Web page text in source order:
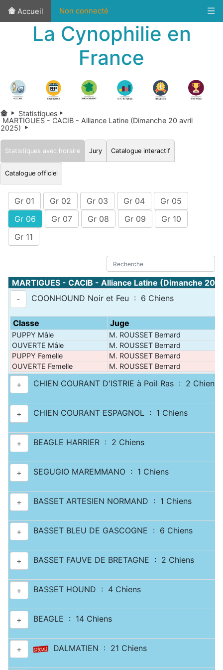
Accueil Non connecté
La Cynophilie en
France
Statistiques
MARTIGUES - CACIB - Alliance Latine (Dimanche 20 avril
2025)
Statistiques avec horaire Jury Catalogue interactif
Catalogue officiel
Gr 01 Gr 02 Gr 03 Gr 04
Gr 05
Gr 06
Gr 07 Gr 08 Gr 09
Gr 10
Gr 11
MARTIGUES - CACIB - Alliance Latine (Dimanche
-
COONHOUND Noir et Feu : 6 Chiens
Classe Juge
PUPPY Mâle
M. ROUSSET Bernard
OUVERTE Mâle
M. ROUSSET Bernard
PUPPY Femelle
M. ROUSSET Bernard
OUVERTE Femelle
M. ROUSSET Bernard
+ CHIEN COURANT D'ISTRIE à Poil Ras : 2 Chiens
+ CHIEN COURANT ESPAGNOL : 1 Chiens
+ BEAGLE HARRIER : 2 Chiens
+ SEGUGIO MAREMMANO : 1 Chiens
+ BASSET ARTESIEN NORMAND : 1 Chiens
+ BASSET BLEU DE GASCOGNE : 6 Chiens
+ BASSET FAUVE DE BRETAGNE : 2 Chiens
+ BASSET HOUND : 4 Chiens
+ BEAGLE : 14 Chiens
+ DALMATIEN : 21 Chiens